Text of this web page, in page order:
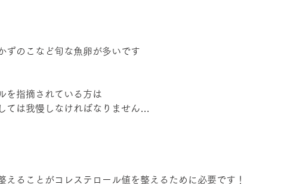
ずのこなど旬な魚卵が多いです
を指摘されている方は
ては我慢しなければなりません…
えることがコレステロール値を整えるために必要です！